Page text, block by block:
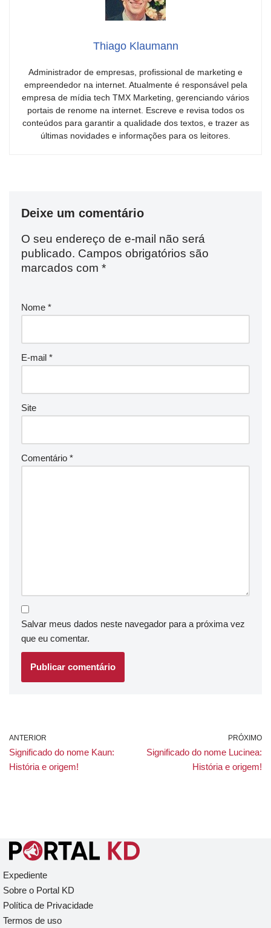
Thiago Klaumann
Administrador de empresas, profissional de marketing e
empreendedor na internet. Atualmente é responsável pela
empresa de mídia tech TMX Marketing, gerenciando vários
portais de renome na internet. Escreve e revisa todos os
conteúdos para garantir a qualidade dos textos, e trazer as
últimas novidades e informações para os leitores.
Deixe um comentário
O seu endereço de e-mail não será
publicado. Campos obrigatórios são
marcados com *
Nome *
E-mail *
Site
Comentário *
Salvar meus dados neste navegador para a próxima vez
que eu comentar.
ANTERIOR
Significado do nome Kaun:
História e origem!
PRÓXIMO
Significado do nome Lucinea:
História e origem!
Expediente
Sobre o Portal KD
Política de Privacidade
Termos de uso